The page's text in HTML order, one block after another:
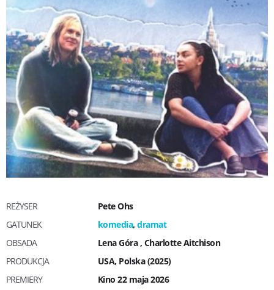
REŻYSER
Pete Ohs
GATUNEK
komedia,dramat
OBSADA
Lena Góra, Charlotte Aitchison
PRODUKCJA
USA, Polska (2025)
PREMIERY
Kino 22 maja 2026